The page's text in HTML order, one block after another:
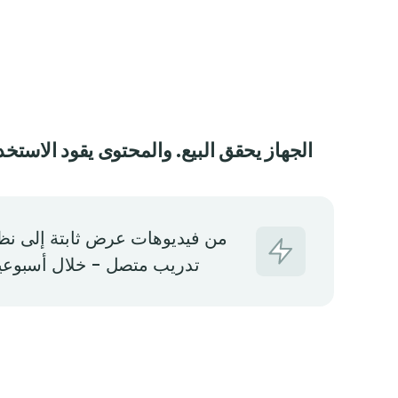
الجهاز يحقق البيع. والمحتوى يقود
من فيديوهات عرض ثابتة إلى
تدريب متصل - خلال